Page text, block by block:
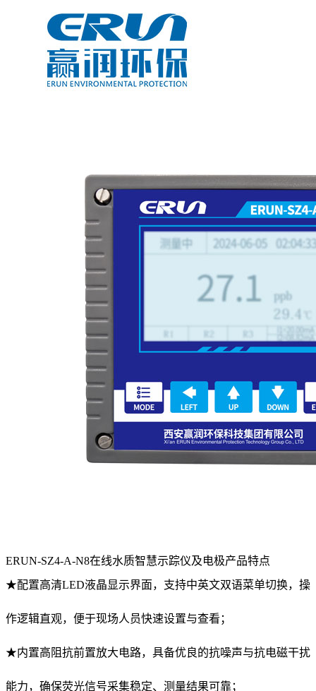
ERUN-SZ4-A-N8在线水质智慧示踪仪及电极产品特点
★配置高清LED液晶显示界面，支持中英文双语菜单切换，操
作逻辑直观，便于现场人员快速设置与查看；
★内置高阻抗前置放大电路，具备优良的抗噪声与抗电磁干扰
能力，确保荧光信号采集稳定、测量结果可靠；